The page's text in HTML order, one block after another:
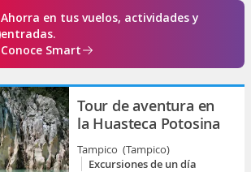
Ahorra en tus vuelos, actividades y
entradas.
Conoce Smart
Tour de aventura en
la Huasteca Potosina
Tampico (Tampico)
Excursiones de un día